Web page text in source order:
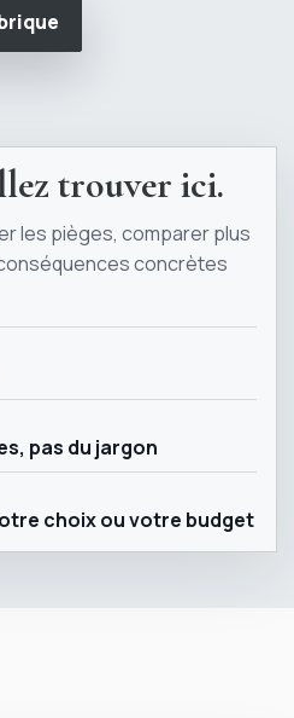
trouver ici.
les pièges, comparer plus
concrètes
pas du jargon
choix ou votre budget